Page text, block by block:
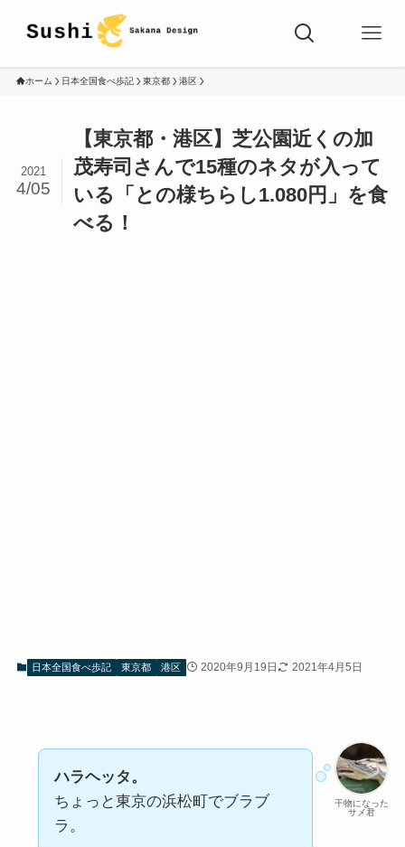
ホーム 日本全国食べ歩記 東京都 港区
【東京都・港区】芝公園近くの加
茂寿司さんで15種のネタが入って
いる「との様ちらし1.080円」を食
べる！
2021
4/05
日本全国食べ歩記 東京都 港区 2020年9月19日 2021年4月5日
干物になった
サメ君
ハラヘッタ。
ちょっと東京の浜松町でブラブ
ラ。